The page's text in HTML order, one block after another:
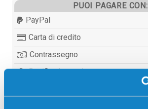
PUOI PAGARE CON:
PayPal
Carta di credito
Contrassegno
Bonifico bancario